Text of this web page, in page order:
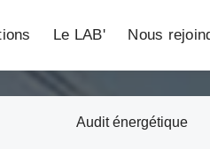
Le LAB' Nous
Audit énergétique